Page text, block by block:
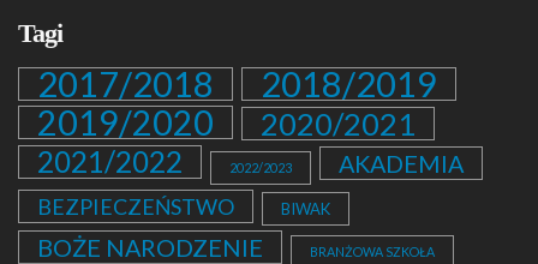
Tagi
2017/2018 2018/2019
2019/2020 2020/2021
2021/2022 2022/2023 AKADEMIA
BEZPIECZEŃSTWO BIWAK
BOŻE NARODZENIE BRANŻOWA SZKOŁA